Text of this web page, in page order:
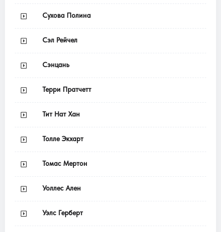
Сухова Полина
Сэл Рейчел
Сэнцань
Терри Пратчетт
Тит Нат Хан
Толле Экхарт
Томас Мертон
Уоллес Ален
Уэлс Герберт